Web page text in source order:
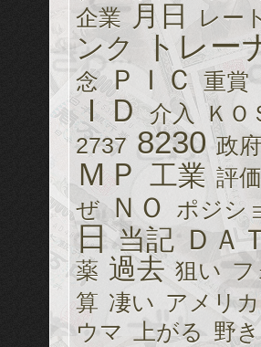
企業 月日 レー
ンク トレー
念 ＰＩＣ 重賞
ＩＤ 介入
ＫＯ
2737 8230 政府
ＭＰ 工業 評価
ぜ ＮＯ ポジシ
日 当記 ＤＡ
薬 過去 狙い
算 凄い アメリカ
ウマ
上がる 野